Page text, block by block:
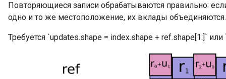
Повторяющиеся записи обрабатываются правильно:
одно и то же местоположение, их вклады объединяются.
Требуется `updates.shape = index.shape + ref.shape[1:]` или